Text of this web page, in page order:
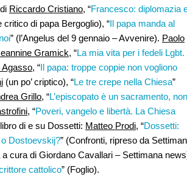
Riccardo Cristiano, “Francesco: diplomazia
critico di papa Bergoglio), “Il papa manda al
” (l’Angelus del 9 gennaio – Avvenire). Paolo
Gramick, “La mia vita per i fedeli Lgbt.
Agasso, “Il papa: troppe coppie non vogliono
(un po’ criptico), “Le tre crepe nella Chiesa”
Grillo, “L’episcopato è un sacramento, non
, “Poveri, vangelo e libertà. La Chiesa
di e su Dossetti: Matteo Prodi, “Dossetti:
o Dostoevskij?” (Confronti, ripreso da
a cura di Giordano Cavallari – Settimana
cattolico” (Foglio).